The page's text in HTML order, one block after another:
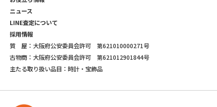
ニュース
LINE査定について
採用情報
質 屋：大阪府公安委員会許可 第621010000271号
古物商：大阪府公安委員会許可 第621012901844号
主たる取り扱い品目：時計・宝飾品